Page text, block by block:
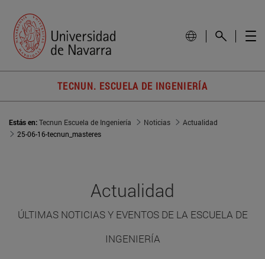
TECNUN. ESCUELA DE INGENIERÍA
Estás en:Tecnun Escuela de Ingeniería Noticias
Actualidad
25-06-16-tecnun_masteres
Actualidad
ÚLTIMAS NOTICIAS Y EVENTOS DE LA ESCUELA DE
INGENIERÍA